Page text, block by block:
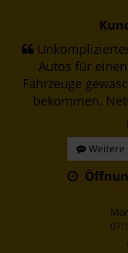
Autos für
Fahrzeuge
bekommen.
Weitere